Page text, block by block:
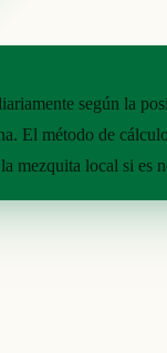
según la
El método de
mezquita local si es